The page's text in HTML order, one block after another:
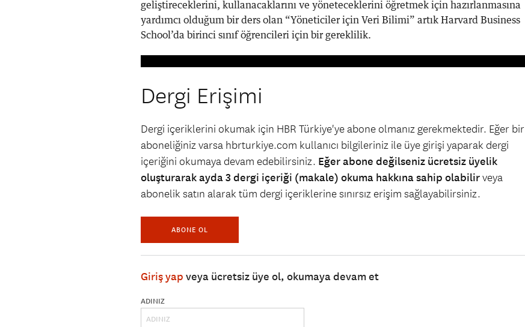
geliştireceklerini, kullanacaklarını ve yöneteceklerini öğretmek için hazırlanmasına
yardımcı olduğum bir ders olan “Yöneticiler için Veri Bilimi” artık Harvard Business
School’da birinci sınıf öğrencileri için bir gereklilik.
Dergi Erişimi
Dergi içeriklerini okumak için HBR Türkiye'ye abone olmanız gerekmektedir. Eğer bir
aboneliğiniz varsa hbrturkiye.com kullanıcı bilgileriniz ile üye girişi yaparak dergi
içeriğini okumaya devam edebilirsiniz. Eğer abone değilseniz ücretsiz üyelik
oluşturarak ayda 3 dergi içeriği (makale) okuma hakkına sahip olabilirveya
abonelik satın alarak tüm dergi içeriklerine sınırsız erişim sağlayabilirsiniz.
ABONE OL
Giriş yap veya ücretsiz üye ol, okumaya devam et
ADINIZ